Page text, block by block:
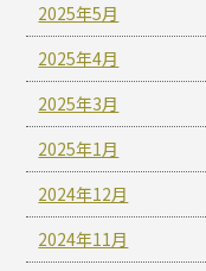
2025年5月
2025年4月
2025年3月
2025年1月
2024年12月
2024年11月